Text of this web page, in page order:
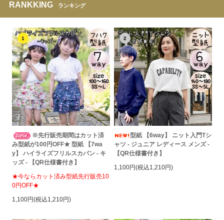
RANKKING ランキング
1
※先行販売期間はカット済
み型紙が100円OFF★ 型紙 【7wa
y】 ハイライズフリルスカパン - キ
ッズ - 【QR仕様書付き】
★今ならカット済み型紙先行販売10
0円OFF★
1,100円(税込1,210円)
2
型紙 【6way】 ニット入門Tシ
ャツ - ジュニア レディース メンズ -
【QR仕様書付き】
1,100円(税込1,210円)